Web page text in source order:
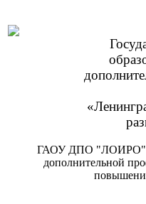
ГАОУ ДПО "ЛОИРО"
дополнительной